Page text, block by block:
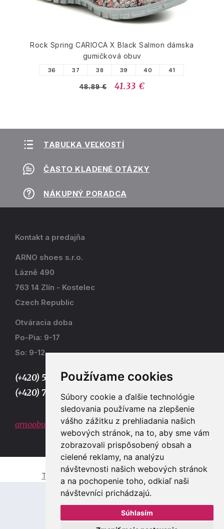
Používame cookies
Súbory cookie a ďalšie technológie
sledovania používame na zlepšenie
vášho zážitku z prehliadania našich
webových stránok, na to, aby sme vám
zobrazovali prispôsobený obsah a
cielené reklamy, na analýzu
návštevnosti našich webových stránok
a na pochopenie toho, odkiaľ naši
návštevníci prichádzajú.
Súhlasím
Rock Spring CARIOCA X Black Salmon dámska
gumičková obuv
36 37 38 39 40 41
48.89 € 41.33 €
TABUĽKA VEĽKOSTÍ
ČASTO KLADENÉ OTÁZKY
NÁKUPNÝ PORADCA
Kontakt a predajňa
ARNO shoes s.r.o.
Lázně 490
763 14 Zlín - Kostelec
Czech Republic
Otváracia doba
Po-Pia: 9-17
So: 9-12
(+420) 577 915 036,
(+420) 773 667 390
arnoobuv@gmail.com
Tvorba e-shopů a webových stránek Zlín